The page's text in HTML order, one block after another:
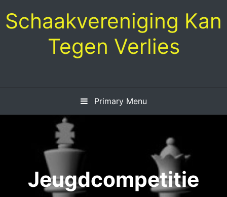
to
content
Schaakvereniging Kan
Tegen Verlies
Primary Menu
Jeugdcompetitie